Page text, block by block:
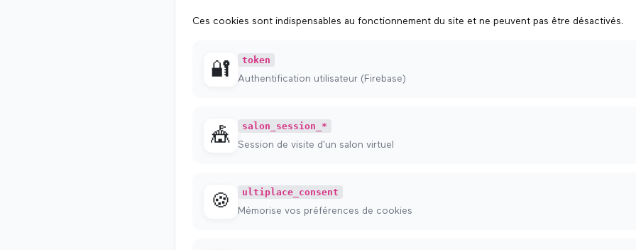
Ces cookies sont indispensables au fonctionnement du site et ne peuvent pas être désactivés.
🔐 token
Authentification utilisateur (Firebase)
🎪 salon_session_*
Session de visite d'un salon virtuel
🍪 ultiplace_consent
Mémorise vos préférences de cookies